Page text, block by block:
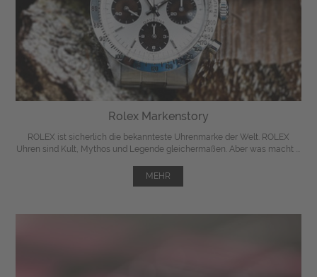
Rolex Markenstory
ROLEX ist sicherlich die bekannteste Uhrenmarke der Welt. ROLEX
Uhren sind Kult, Mythos und Legende gleichermaßen. Aber was macht ...
MEHR